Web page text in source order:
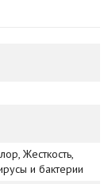
Жесткость,
и бактерии